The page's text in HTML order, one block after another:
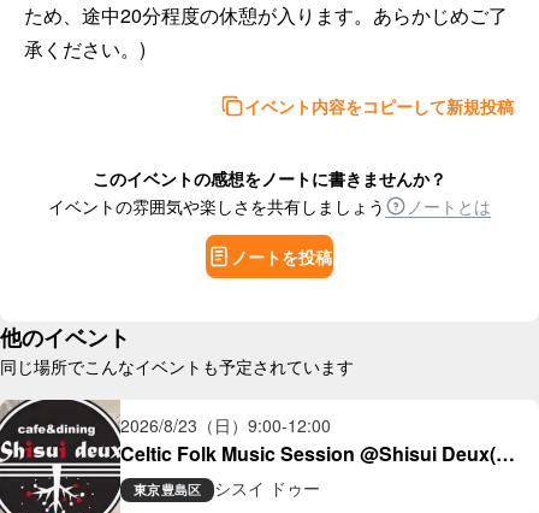
ため、途中20分程度の休憩が入ります。あらかじめご了
承ください。)
イベント内容をコピーして新規投稿
このイベントの感想をノートに書きませんか？
イベントの雰囲気や楽しさを共有しましょう
ノートとは
ノートを投稿
他のイベント
同じ場所でこんなイベントも予定されています
2026/8/23（日） 9:00-12:00
Celtic Folk Music Session @Shisui Deux(大
塚)東京豊島区 シスイ ドゥー